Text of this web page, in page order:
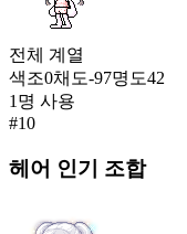
전체 계열
색조0채도-97명도42
1 명 사용
#10
헤어 인기 조합